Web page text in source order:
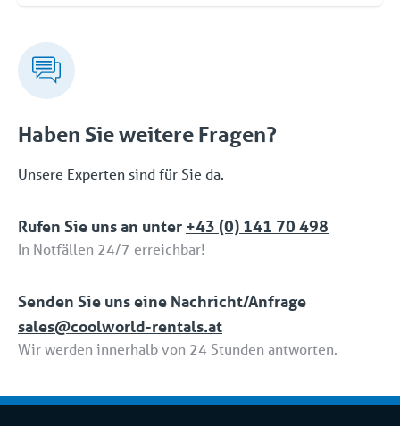
Zertifizierungen: ISO 9001 (Qualität), ISO 45001
(Sicherheit) und ISO 14001 (Umwelt).
Haben Sie weitere Fragen?
Unsere Experten sind für Sie da.
Rufen Sie uns an unter +43 (0) 141 70 498
In Notfällen 24/7 erreichbar!
Senden Sie uns eine Nachricht/Anfrage
sales@coolworld-rentals.at
Wir werden innerhalb von 24 Stunden antworten.